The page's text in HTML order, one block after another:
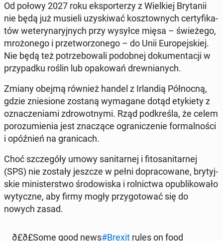
Od połowy 2027 roku eks­por­te­rzy z Wiel­kiej Bry­ta­nii
nie będą już musieli uzy­ski­wać kosz­tow­nych cer­ty­fi­ka­
tów we­te­ry­na­ryj­nych przy wysyłce mięsa – świe­że­go,
mro­żo­ne­go i prze­two­rzo­ne­go – do Unii Eu­ro­pej­skiej.
Nie będą też po­trze­bo­wa­li po­dob­nej do­ku­men­ta­cji w
przy­pad­ku roślin lub opa­ko­wań drew­nia­nych.
Zmiany obejmą również handel z Ir­lan­dią Pół­noc­ną,
gdzie znie­sio­ne zostaną wy­ma­ga­ne dotąd ety­kie­ty z
ozna­cze­nia­mi zdro­wot­ny­mi. Rząd pod­kre­śla, że celem
po­ro­zu­mie­nia jest zna­czą­ce ogra­ni­cze­nie for­mal­no­ści
i opóź­nień na gra­ni­cach.
Choć szcze­gó­ły umowy sa­ni­tar­nej i fi­to­sa­ni­tar­nej
(SPS) nie zostały jeszcze w pełni do­pra­co­wa­ne, bry­tyj­
skie mi­ni­ster­stwo śro­do­wi­ska i rol­nic­twa opu­bli­ko­wa­ło
wy­tycz­ne, aby firmy mogły przy­go­to­wać się do
nowych zasad.
ð£ð£So­me good news#Brexit rules on food